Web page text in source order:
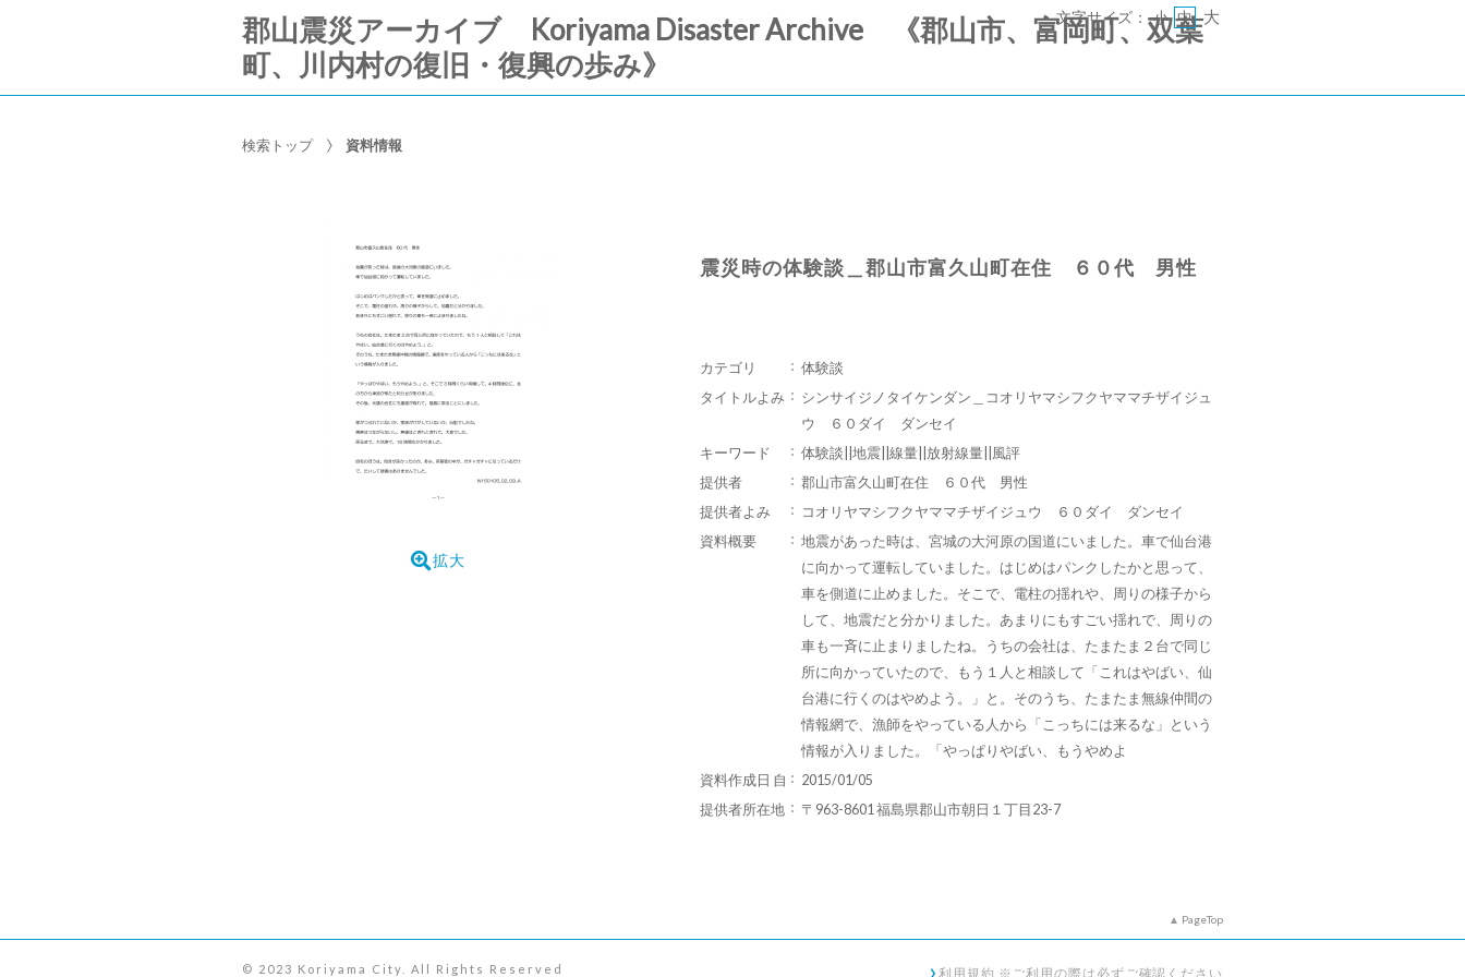
郡山震災アーカイブ Koriyama Disaster Archive 《郡山市、富岡町、双葉
町、川内村の復旧・復興の歩み》
文字サイズ： 小 中 大
検索トップ 資料情報
拡大
震災時の体験談＿郡山市富久山町在住 ６０代 男性
カテゴリ
体験談
タイトルよみ
シンサイジノタイケンダン＿コオリヤマシフクヤママチザイジュ
ウ ６０ダイ ダンセイ
キーワード
体験談||地震||線量||放射線量||風評
提供者
郡山市富久山町在住 ６０代 男性
提供者よみ
コオリヤマシフクヤママチザイジュウ ６０ダイ ダンセイ
資料概要
地震があった時は、宮城の大河原の国道にいました。車で仙台港
に向かって運転していました。はじめはパンクしたかと思って、
車を側道に止めました。そこで、電柱の揺れや、周りの様子から
して、地震だと分かりました。あまりにもすごい揺れで、周りの
車も一斉に止まりましたね。うちの会社は、たまたま２台で同じ
所に向かっていたので、もう１人と相談して「これはやばい、仙
台港に行くのはやめよう。」と。そのうち、たまたま無線仲間の
情報網で、漁師をやっている人から「こっちには来るな」という
情報が入りました。「やっぱりやばい、もうやめよ
資料作成日 自
2015/01/05
提供者所在地
〒963-8601 福島県郡山市朝日１丁目23-7
PageTop
利用規約 ※ご利用の際は必ずご確認ください
© 2023 Koriyama City. All Rights Reserved